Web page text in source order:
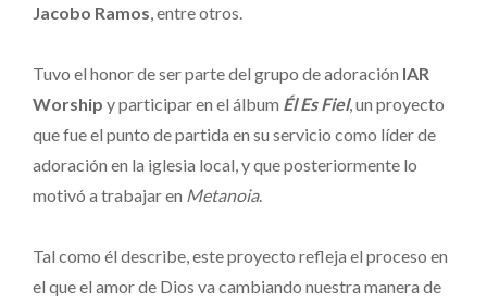
Jacobo Ramos , entre otros.
Tuvo el honor de ser parte del grupo de adoración IAR
Worship y participar en el álbum Él Es Fiel, un proyecto
que fue el punto de partida en su servicio como líder de
adoración en la iglesia local, y que posteriormente lo
motivó a trabajar en Metanoia.
Tal como él describe, este proyecto refleja el proceso en
el que el amor de Dios va cambiando nuestra manera de